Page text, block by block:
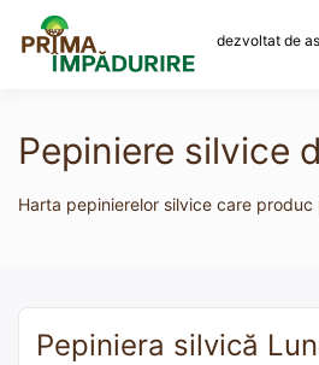
content
dezvoltat de
Pepiniere silvice
Harta pepinierelor silvice care
Pepiniera silvică